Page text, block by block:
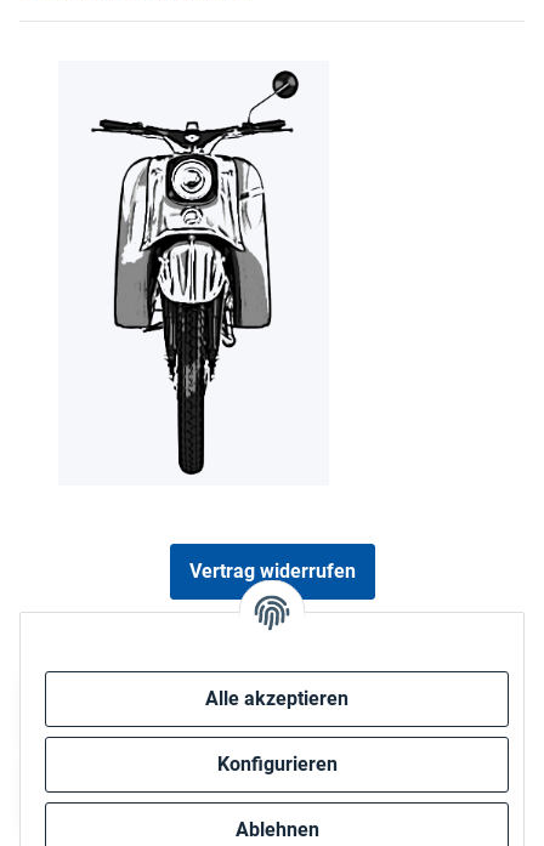
Alle akzeptieren
Konfigurieren
Ablehnen
Vertrag widerrufen